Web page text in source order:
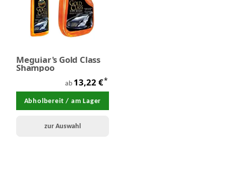
Meguiar's Gold Class
Shampoo
ab 13,22 €*
Abholbereit / am Lager
zur Auswahl